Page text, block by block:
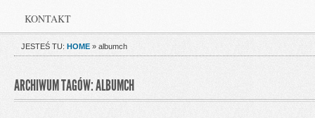
KONTAKT
JESTEŚ TU: HOME » albumch
ARCHIWUM TAGÓW: ALBUMCH